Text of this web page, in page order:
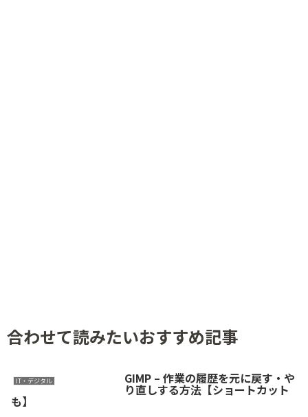
合わせて読みたいおすすめ記事
IT・デジタル GIMP – 作業の履歴を元に戻す・や
り直しする方法【ショートカット
も】